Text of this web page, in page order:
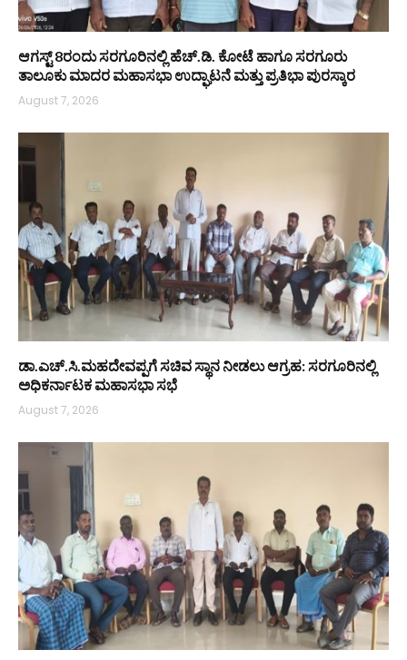
ಆಗಸ್ಟ್ 8ರಂದು ಸರಗೂರಿನಲ್ಲಿ ಹೆಚ್.ಡಿ. ಕೋಟೆ ಹಾಗೂ ಸರಗೂರು
ತಾಲೂಕು ಮಾದರ ಮಹಾಸಭಾ ಉದ್ಘಾಟನೆ ಮತ್ತು ಪ್ರತಿಭಾ ಪುರಸ್ಕಾರ
August 7, 2026
ಡಾ.ಎಚ್.ಸಿ.ಮಹದೇವಪ್ಪಗೆ ಸಚಿವ ಸ್ಥಾನ ನೀಡಲು ಆಗ್ರಹ: ಸರಗೂರಿನಲ್ಲಿ
ಅಧಿಕರ್ನಾಟಕ ಮಹಾಸಭಾ ಸಭೆ
August 7, 2026